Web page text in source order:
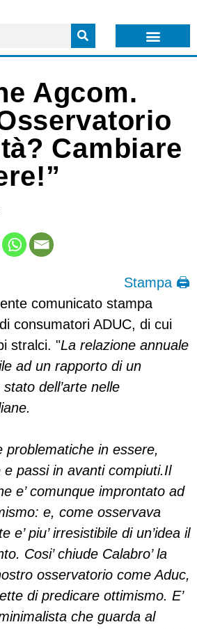
Agcom.
Cambiare
Stampa 🖨
comunicato stampa
consumatori ADUC, di cui
stralci. "La relazione annuale
ad un rapporto di un
dell’arte nelle
problematiche in essere,
passi in avanti compiuti.Il
e’ comunque improntato ad
e, come osservava
e’ piu’ irresistibile di un’idea il
Cosi’ chiude Calabro’ la
osservatorio come Aduc,
di predicare ottimismo. E’
che guarda al